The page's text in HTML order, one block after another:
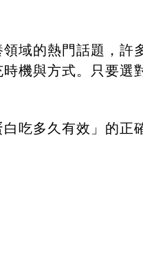
域的熱門話題，許
機與方式。只要選
吃多久有效」的正